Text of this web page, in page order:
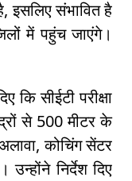
इसलिए संभावित है
में पहुंच जाएंगे।
कि सीईटी परीक्षा
से 500 मीटर के
कोचिंग सेंटर
निर्देश दिए